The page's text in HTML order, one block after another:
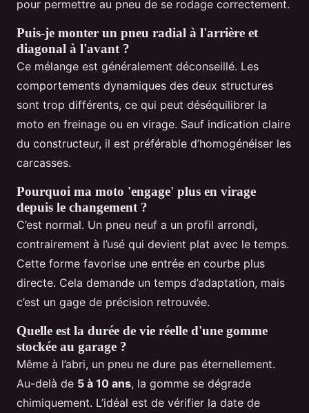
pour permettre au pneu de se rodage correctement.
Puis-je monter un pneu radial à l'arrière et
diagonal à l'avant ?
Ce mélange est généralement déconseillé. Les
comportements dynamiques des deux structures
sont trop différents, ce qui peut déséquilibrer la
moto en freinage ou en virage. Sauf indication claire
du constructeur, il est préférable d’homogénéiser les
carcasses.
Pourquoi ma moto 'engage' plus en virage
depuis le changement ?
C’est normal. Un pneu neuf a un profil arrondi,
contrairement à l’usé qui devient plat avec le temps.
Cette forme favorise une entrée en courbe plus
directe. Cela demande un temps d’adaptation, mais
c’est un gage de précision retrouvée.
Quelle est la durée de vie réelle d'une gomme
stockée au garage ?
Même à l’abri, un pneu ne dure pas éternellement.
Au-delà de 5 à 10 ans, la gomme se dégrade
chimiquement. L’idéal est de vérifier la date de